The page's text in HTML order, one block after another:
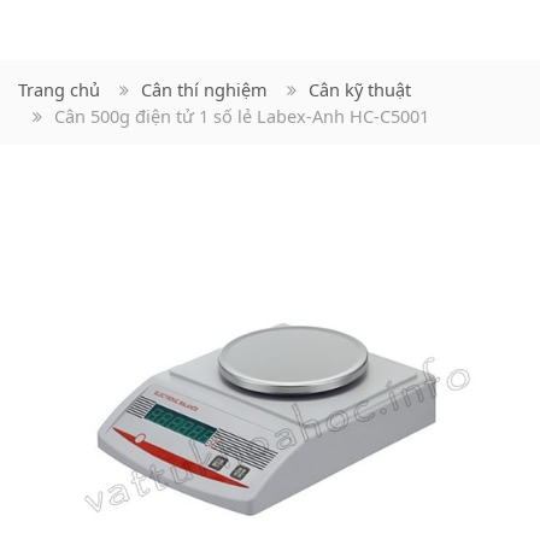
Trang chủ Cân thí nghiệm
Cân kỹ thuật
Cân 500g điện tử 1 số lẻ Labex-Anh HC-C5001